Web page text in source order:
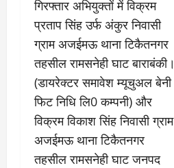
गिरफ्तार अभियुक्तों में विक्रम
प्रताप सिंह उर्फ अंकुर निवासी
ग्राम अजईमऊ थाना टिकैतनगर
तहसील रामसनेही घाट बाराबंकी।
(डायरेक्टर समावेश म्यूचुअल बेनी
फिट निधि लि0 कम्पनी) और
विक्रम विकाश सिंह निवासी ग्राम
अजईमऊ थाना टिकैतनगर
तहसील रामसनेही घाट जनपद